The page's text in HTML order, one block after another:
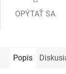
OPÝTAŤ SA
Popis